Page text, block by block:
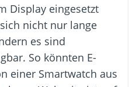
Display eingesetzt
nicht nur lange
es sind
So könnten E-
einer Smartwatch aus